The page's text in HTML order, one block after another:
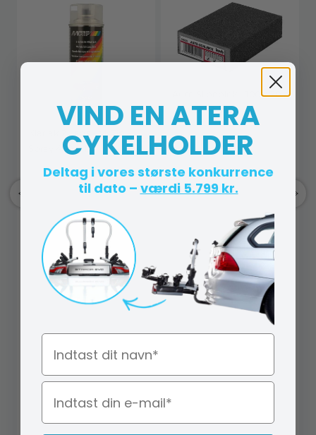
Klarlak 2 Lags - MoTip -
Spray 400 ml.
Auto Slibeblok - 100 x 70 x
26 mm - 1 stk.
VIND EN ATERA
CYKELHOLDER
Deltag i vores største konkurrence
til dato – værdi 5.799 kr.